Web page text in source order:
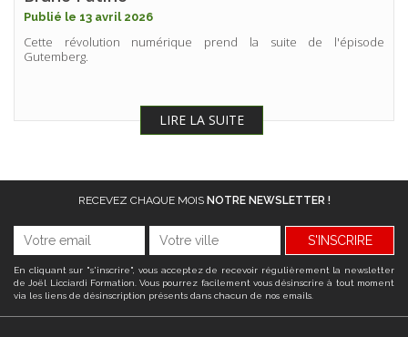
Publié le 13 avril 2026
Cette révolution numérique prend la suite de l'épisode
Gutemberg.
LIRE LA SUITE
RECEVEZ CHAQUE MOIS NOTRE NEWSLETTER !
S'INSCRIRE
En cliquant sur "s'inscrire", vous acceptez de recevoir régulièrement la newsletter
de Joël Licciardi Formation. Vous pourrez facilement vous désinscrire à tout moment
via les liens de désinscription présents dans chacun de nos emails.